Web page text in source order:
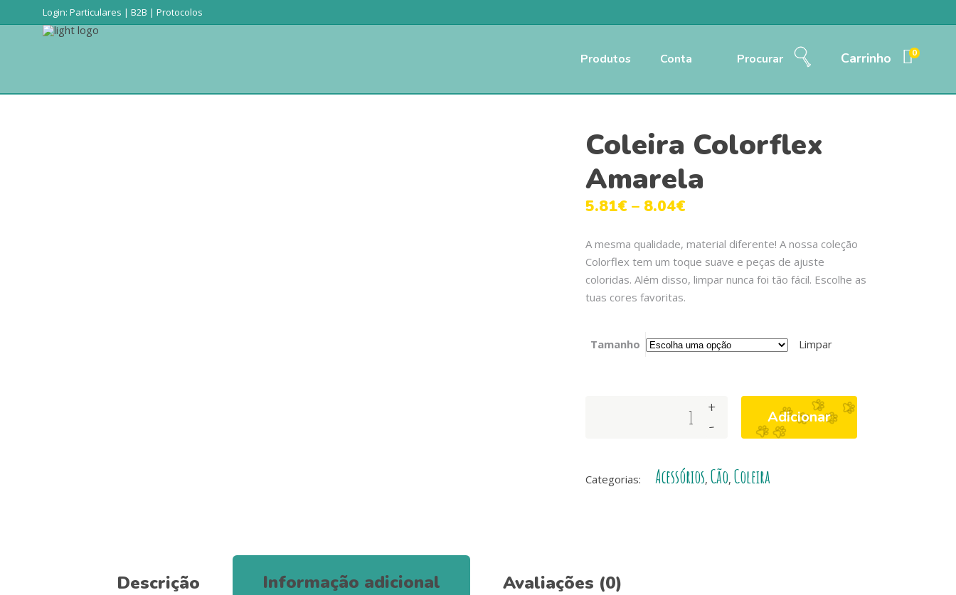
Login: Particulares | B2B | Protocolos
Produtos Conta Procurar Carrinho 0
Coleira Colorflex
Amarela
5.81€ – 8.04€
A mesma qualidade, material diferente! A nossa coleção
Colorflex tem um toque suave e peças de ajuste
coloridas. Além disso, limpar nunca foi tão fácil. Escolhe as
tuas cores favoritas.
Tamanho Limpar
-
+ Adicionar
Categorias: Acessórios, Cão, Coleira
Descrição Informação adicional Avaliações (0)